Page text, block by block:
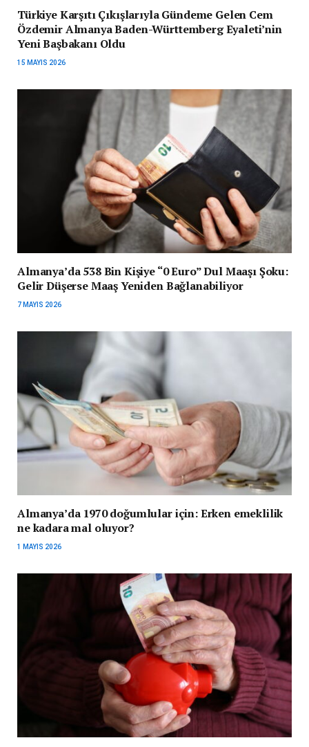
Türkiye Karşıtı Çıkışlarıyla Gündeme Gelen Cem
Özdemir Almanya Baden-Württemberg Eyaleti’nin
Yeni Başbakanı Oldu
15 MAYIS 2026
Almanya’da 538 Bin Kişiye “0 Euro” Dul Maaşı Şoku:
Gelir Düşerse Maaş Yeniden Bağlanabiliyor
7 MAYIS 2026
Almanya’da 1970 doğumlular için: Erken emeklilik
ne kadara mal oluyor?
1 MAYIS 2026